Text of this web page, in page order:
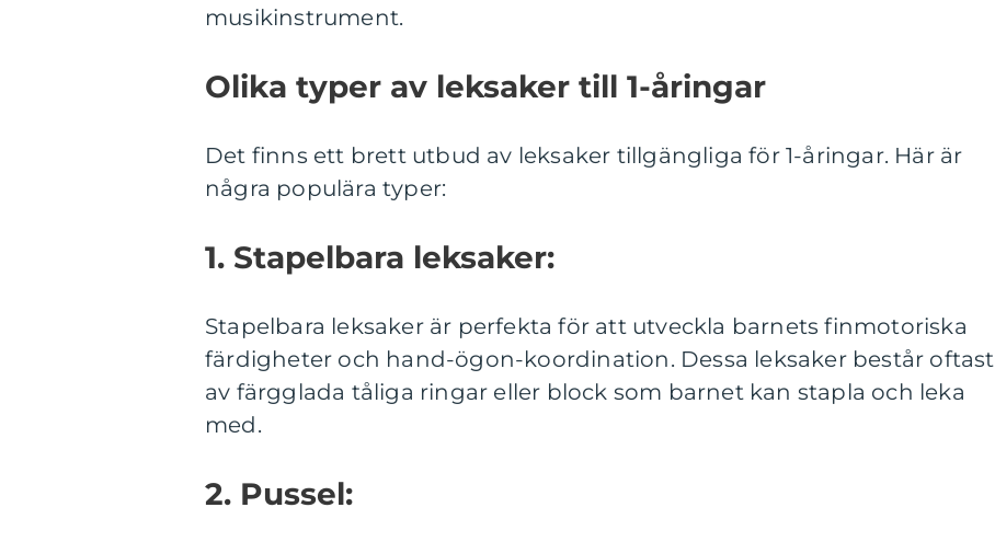
musikinstrument.
Olika typer av leksaker till 1-åringar
Det finns ett brett utbud av leksaker tillgängliga för 1-åringar. Här är
några populära typer:
1. Stapelbara leksaker:
Stapelbara leksaker är perfekta för att utveckla barnets finmotoriska
färdigheter och hand-ögon-koordination. Dessa leksaker består oftast
av färgglada tåliga ringar eller block som barnet kan stapla och leka
med.
2. Pussel: